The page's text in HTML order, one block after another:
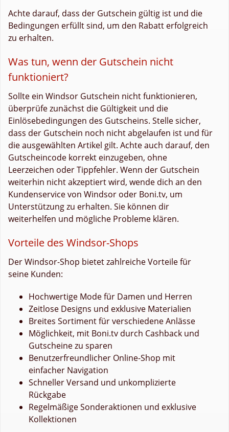
Achte darauf, dass der Gutschein gültig ist und die
Bedingungen erfüllt sind, um den Rabatt erfolgreich
zu erhalten.
Was tun, wenn der Gutschein nicht
funktioniert?
Sollte ein Windsor Gutschein nicht funktionieren,
überprüfe zunächst die Gültigkeit und die
Einlösebedingungen des Gutscheins. Stelle sicher,
dass der Gutschein noch nicht abgelaufen ist und für
die ausgewählten Artikel gilt. Achte auch darauf, den
Gutscheincode korrekt einzugeben, ohne
Leerzeichen oder Tippfehler. Wenn der Gutschein
weiterhin nicht akzeptiert wird, wende dich an den
Kundenservice von Windsor oder Boni.tv, um
Unterstützung zu erhalten. Sie können dir
weiterhelfen und mögliche Probleme klären.
Vorteile des Windsor-Shops
Der Windsor-Shop bietet zahlreiche Vorteile für
seine Kunden:
Hochwertige Mode für Damen und Herren
Zeitlose Designs und exklusive Materialien
Breites Sortiment für verschiedene Anlässe
Möglichkeit, mit Boni.tv durch Cashback und
Gutscheine zu sparen
Benutzerfreundlicher Online-Shop mit
einfacher Navigation
Schneller Versand und unkomplizierte
Rückgabe
Regelmäßige Sonderaktionen und exklusive
Kollektionen